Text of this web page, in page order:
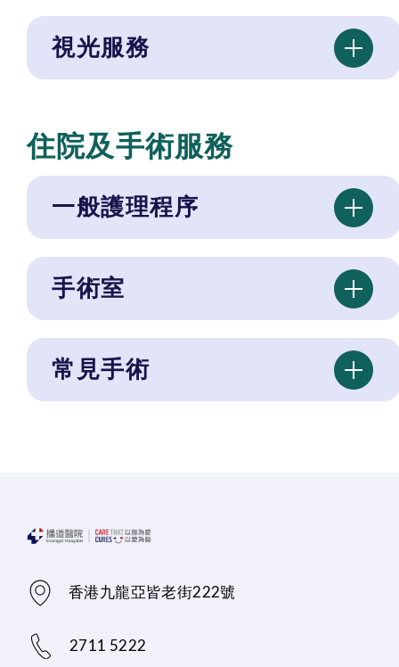
視光服務
住院及手術服務
一般護理程序
手術室
常見手術
香港九龍亞皆老街222號
2711 5222